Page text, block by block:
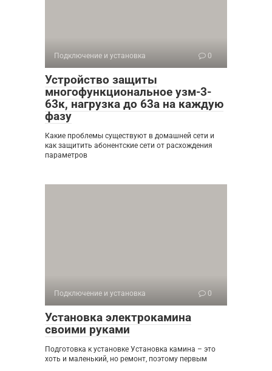
Подключение и установка 0
Устройство защиты
многофункциональное узм-3-
63к, нагрузка до 63а на каждую
фазу
Какие проблемы существуют в домашней сети и
как защитить абонентские сети от расхождения
параметров
Подключение и установка 0
Установка электрокамина
своими руками
Подготовка к установке Установка камина – это
хоть и маленький, но ремонт, поэтому первым